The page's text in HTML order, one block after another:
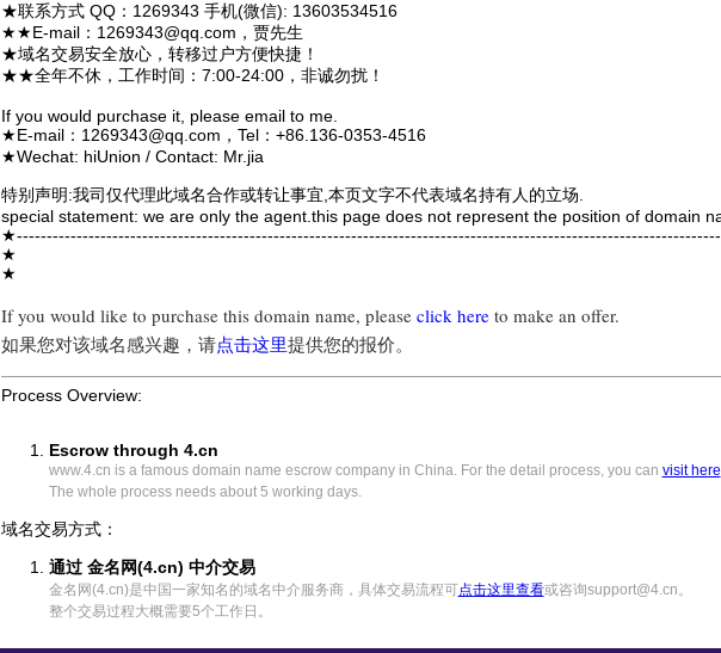
★联系方式 QQ：1269343 手机(微信): 13603534516
★★E-mail：1269343@qq.com，贾先生
★域名交易安全放心，转移过户方便快捷！
★★全年不休，工作时间：7:00-24:00，非诚勿扰！
If you would purchase it, please email to me.
★E-mail：1269343@qq.com，Tel：+86.136-0353-4516
★Wechat: hiUnion / Contact: Mr.jia
特别声明:我司仅代理此域名合作或转让事宜,本页文字不代表域名持有人的立场.
special statement: we are only the agent.this page does not represent the position of domain
★
★
If you would like to purchase this domain name, please click hereto make an offer.
如果您对该域名感兴趣，请点击这里提供您的报价。
Process Overview:
Escrow through 4.cn
www.4.cn is a famous domain name escrow company in China. For the detail process, you can visit here
The whole process needs about 5 working days.
域名交易方式：
通过 金名网(4.cn) 中介交易
金名网(4.cn)是中国一家知名的域名中介服务商，具体交易流程可点击这里查看或咨询support@4.cn。
整个交易过程大概需要5个工作日。